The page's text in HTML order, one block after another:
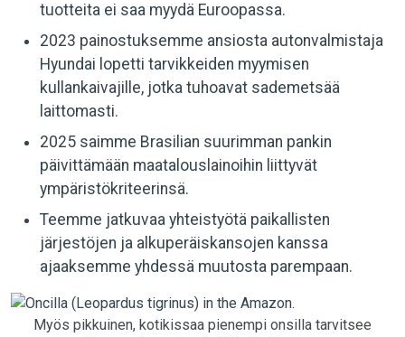
tuotteita ei saa myydä Euroopassa.
2023 painostuksemme ansiosta autonvalmistaja
Hyundai lopetti tarvikkeiden myymisen
kullankaivajille, jotka tuhoavat sademetsää
laittomasti.
2025 saimme Brasilian suurimman pankin
päivittämään maatalouslainoihin liittyvät
ympäristökriteerinsä.
Teemme jatkuvaa yhteistyötä paikallisten
järjestöjen ja alkuperäiskansojen kanssa
ajaaksemme yhdessä muutosta parempaan.
Myös pikkuinen, kotikissaa pienempi onsilla tarvitsee